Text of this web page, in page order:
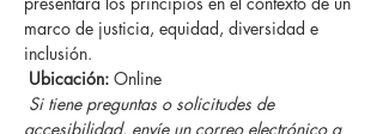
marco de justicia, equidad, diversidad e
inclusión.
Ubicación: Online
Si tiene preguntas o solicitudes de
accesibilidad, envíe un correo electrónico a